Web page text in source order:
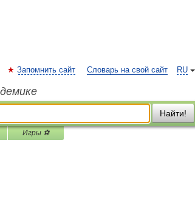
RU
Запомнить сайт Словарь на свой сайт
Найти!
Игры ⚽